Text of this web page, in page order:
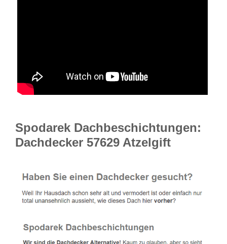
Spodarek Dachbeschichtungen:
Dachdecker 57629 Atzelgift